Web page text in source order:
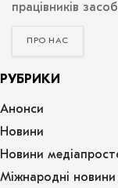
працівників
ПРО НАС
РУБРИКИ
Анонси
Новини
Новини
Міжнародні новини